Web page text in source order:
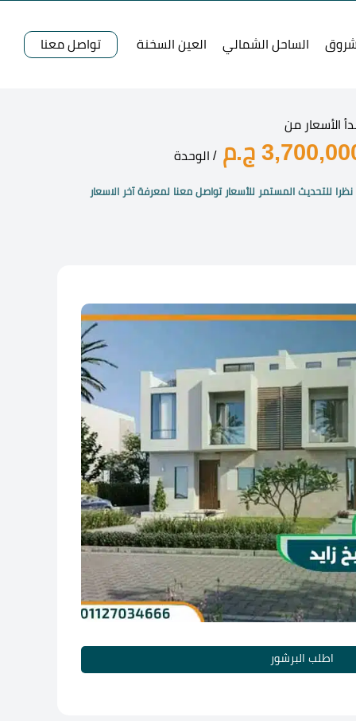
الساحل الشمالي العين السخنة تواصل معنا
الأسعار من
ج.م / الوحدة
نظرا للتحديث المستمر للأسعار تواصل معنا لمعرفة آخر الاسعار
اطلب البرشور